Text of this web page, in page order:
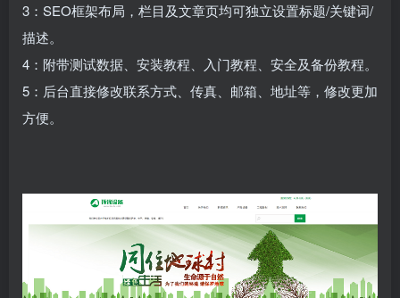
3：SEO框架布局，栏目及文章页均可独立设置标题/关键词/
描述。
4：附带测试数据、安装教程、入门教程、安全及备份教程。
5：后台直接修改联系方式、传真、邮箱、地址等，修改更加
方便。